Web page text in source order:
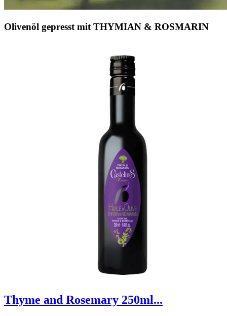
Olivenöl gepresst mit THYMIAN & ROSMARIN
Thyme and Rosemary 250ml...